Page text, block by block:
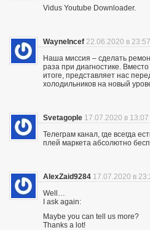
Vidus Youtube Downloader.
WayneIncef 22.06.2020 в 23:57
Наша миссия – сделать
раза при диагностике.
итоге, представляет нас
холодильников на новый
Svetagople 17.07.2020 в 13:07
Телеграм канал, где всегда
плей маркета абсолютно
AlexZaid9284 17.07.2020 в
Well…
I ask again:
Maybe you can tell us more?
Thanks a lot!